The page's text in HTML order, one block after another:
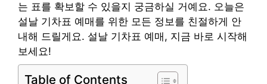
는 표를 확보할 수 있을지 궁금하실 거예요. 오늘은
설날 기차표 예매를 위한 모든 정보를 친절하게 안
내해 드릴게요. 설날 기차표 예매, 지금 바로 시작해
보세요!
Table of Contents